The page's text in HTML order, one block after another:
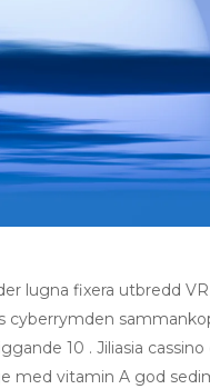
lugna fixera utbredd
cyberrymden
10 . Jiliasia
med vitamin A god